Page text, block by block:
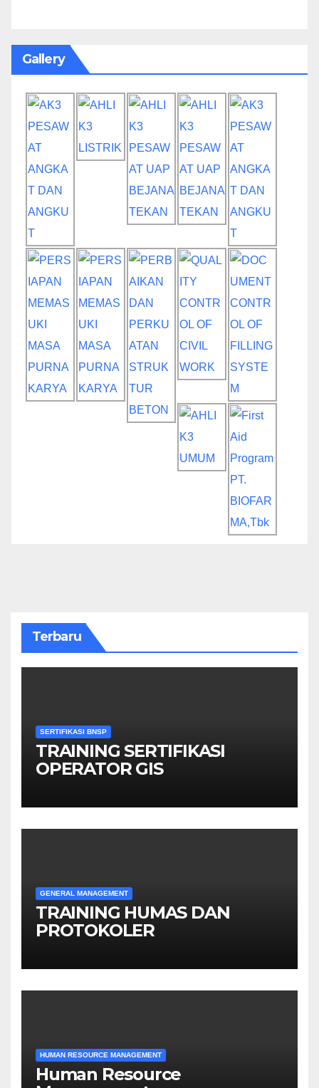
Gallery
Terbaru
SERTIFIKASI BNSP
TRAINING SERTIFIKASI
OPERATOR GIS
GENERAL MANAGEMENT
TRAINING HUMAS DAN
PROTOKOLER
HUMAN RESOURCE MANAGEMENT
Human Resource